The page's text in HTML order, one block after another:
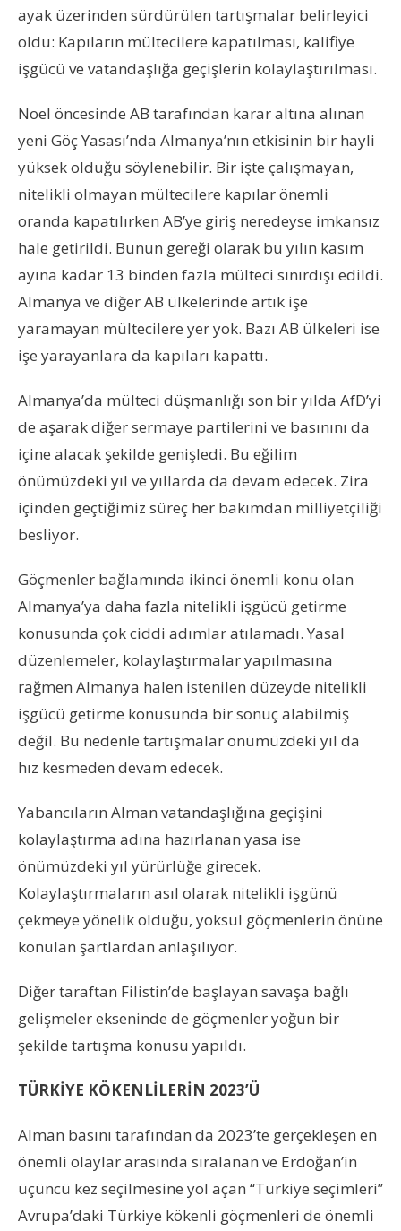
ayak üzerinden sürdürülen tartışmalar belirleyici
oldu: Kapıların mültecilere kapatılması, kalifiye
işgücü ve vatandaşlığa geçişlerin kolaylaştırılması.
Noel öncesinde AB tarafından karar altına alınan
yeni Göç Yasası’nda Almanya’nın etkisinin bir hayli
yüksek olduğu söylenebilir. Bir işte çalışmayan,
nitelikli olmayan mültecilere kapılar önemli
oranda kapatılırken AB’ye giriş neredeyse imkansız
hale getirildi. Bunun gereği olarak bu yılın kasım
ayına kadar 13 binden fazla mülteci sınırdışı edildi.
Almanya ve diğer AB ülkelerinde artık işe
yaramayan mültecilere yer yok. Bazı AB ülkeleri ise
işe yarayanlara da kapıları kapattı.
Almanya’da mülteci düşmanlığı son bir yılda AfD’yi
de aşarak diğer sermaye partilerini ve basınını da
içine alacak şekilde genişledi. Bu eğilim
önümüzdeki yıl ve yıllarda da devam edecek. Zira
içinden geçtiğimiz süreç her bakımdan milliyetçiliği
besliyor.
Göçmenler bağlamında ikinci önemli konu olan
Almanya’ya daha fazla nitelikli işgücü getirme
konusunda çok ciddi adımlar atılamadı. Yasal
düzenlemeler, kolaylaştırmalar yapılmasına
rağmen Almanya halen istenilen düzeyde nitelikli
işgücü getirme konusunda bir sonuç alabilmiş
değil. Bu nedenle tartışmalar önümüzdeki yıl da
hız kesmeden devam edecek.
Yabancıların Alman vatandaşlığına geçişini
kolaylaştırma adına hazırlanan yasa ise
önümüzdeki yıl yürürlüğe girecek.
Kolaylaştırmaların asıl olarak nitelikli işgünü
çekmeye yönelik olduğu, yoksul göçmenlerin önüne
konulan şartlardan anlaşılıyor.
Diğer taraftan Filistin’de başlayan savaşa bağlı
gelişmeler ekseninde de göçmenler yoğun bir
şekilde tartışma konusu yapıldı.
TÜRKİYE KÖKENLİLERİN 2023’Ü
Alman basını tarafından da 2023’te gerçekleşen en
önemli olaylar arasında sıralanan ve Erdoğan’in
üçüncü kez seçilmesine yol açan “Türkiye seçimleri”
Avrupa’daki Türkiye kökenli göçmenleri de önemli